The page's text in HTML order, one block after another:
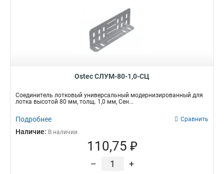
Ostec СЛУМ-80-1,0-СЦ
Соединитель лотковый универсальный модернизированный для
лотка высотой 80 мм, толщ. 1,0 мм, Сен...
Подробнее Сравнить
Наличие: В наличии
110,75 ₽
– +